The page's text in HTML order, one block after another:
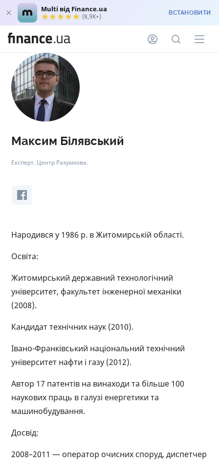
Multi від Finance.ua
(8,9K+) ВСТАНОВИТИ
Максим Білявський
Експерт. Центр Разумкова.
Народився у 1986 р. в Житомирській області.
Освіта:
Житомирський державний технологічний
університет, факультет інженерної механіки
(2008).
Кандидат технічних наук (2010).
Івано-Франківський національний технічний
університет нафти і газу (2012).
Автор 17 патентів на винаходи та більше 100
наукових праць в галузі енергетики та
машинобудування.
Досвід:
2008–2011 — оператор очисних споруд, диспетчер